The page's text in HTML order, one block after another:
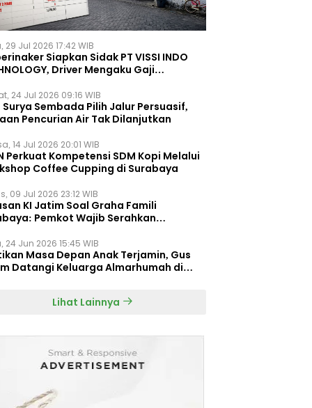
29 Jul 2026 17:42 WIB
Siapkan Sidak PT VISSI INDO
Driver Mengaku Gaji
24 Jul 2026 09:16 WIB
Surya Sembada Pilih Jalur Persuasif,
Pencurian Air Tak Dilanjutkan
14 Jul 2026 20:01 WIB
Perkuat Kompetensi SDM Kopi Melalui
Coffee Cupping di Surabaya
09 Jul 2026 23:12 WIB
KI Jatim Soal Graha Famili
Pemkot Wajib Serahkan
24 Jun 2026 15:45 WIB
Masa Depan Anak Terjamin, Gus
Datangi Keluarga Almarhumah di
Lihat Lainnya